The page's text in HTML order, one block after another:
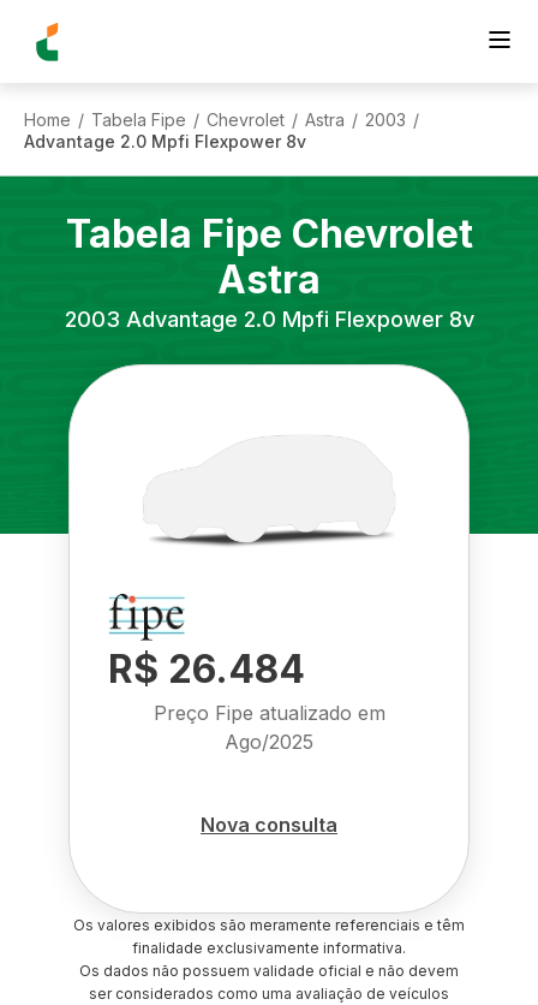
Home / Tabela Fipe / Chevrolet / Astra / 2003 /
Advantage 2.0 Mpfi Flexpower 8v
Tabela Fipe Chevrolet
Astra
2003 Advantage 2.0 Mpfi Flexpower 8v
R$ 26.484
Preço Fipe atualizado em
Ago/2025
Nova consulta
Os valores exibidos são meramente referenciais e têm
finalidade exclusivamente informativa.
Os dados não possuem validade oficial e não devem
ser considerados como uma avaliação de veículos